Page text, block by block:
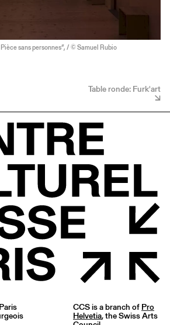
sans personnes”, / © Samuel Rubio
Table ronde: Furk'art
CCS is a branch of Pro
Helvetia, the Swiss Arts